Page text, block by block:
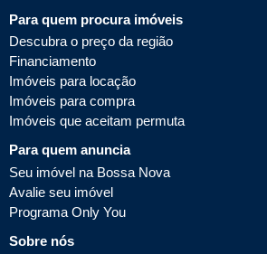
Para quem procura imóveis
Descubra o preço da região
Financiamento
Imóveis para locação
Imóveis para compra
Imóveis que aceitam permuta
Para quem anuncia
Seu imóvel na Bossa Nova
Avalie seu imóvel
Programa Only You
Sobre nós